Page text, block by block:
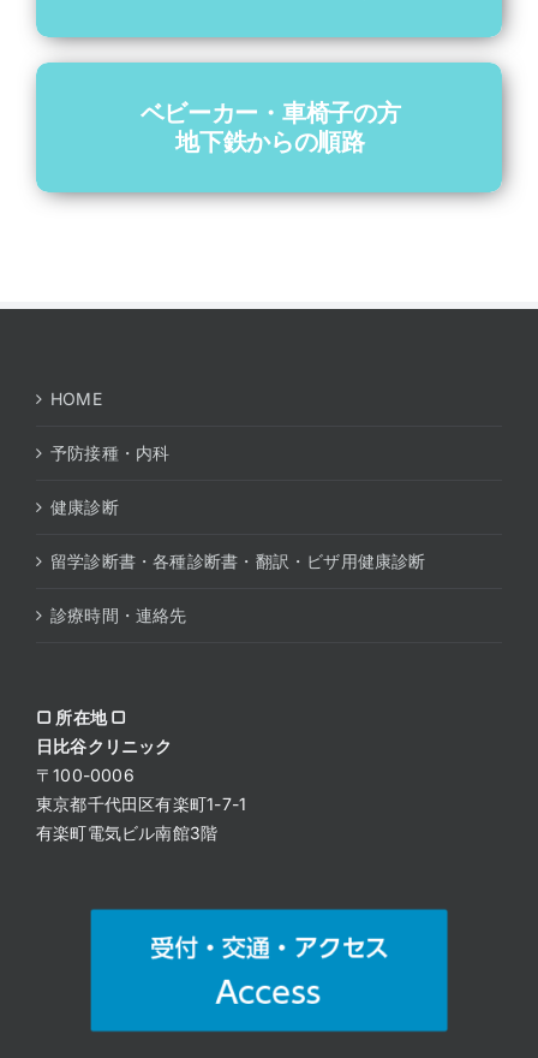
ベビーカー・車椅子の方
地下鉄からの順路
HOME
予防接種・内科
健康診断
留学診断書・各種診断書・翻訳・ビザ用健康診断
診療時間・連絡先
▢ 所在地 ▢
日比谷クリニック
〒100-0006
東京都千代田区有楽町1-7-1
有楽町電気ビル南館3階